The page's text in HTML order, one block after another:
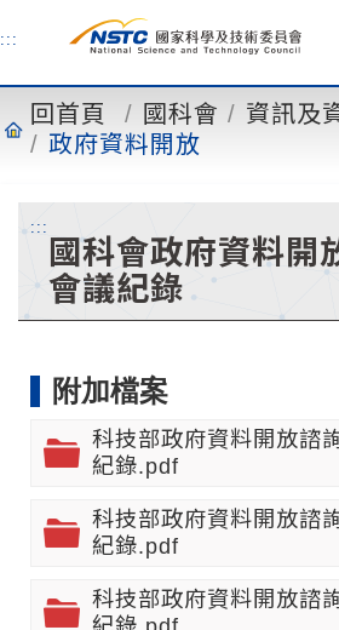
主
容
:::
回首頁 國科會
資訊及
政府資料開放
:::
國科會政府資料開
會議紀錄
附加檔案
科技部政府資料開放諮
紀錄.pdf
科技部政府資料開放諮
紀錄.pdf
科技部政府資料開放諮